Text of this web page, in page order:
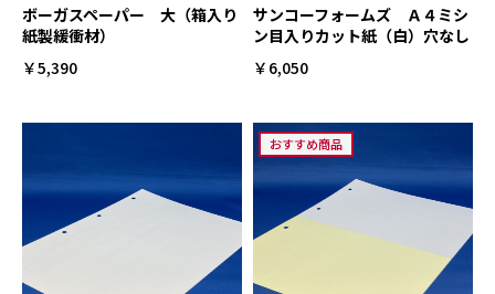
ボーガスペーパー 大（箱入り
紙製緩衝材）
￥5,390
サンコーフォームズ Ａ４ミシ
ン目入りカット紙（白）穴なし
￥6,050
おすすめ商品